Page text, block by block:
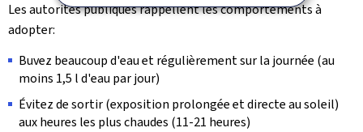
Les autorités publiques rappellent les comportements à
adopter:
Buvez beaucoup d'eau et régulièrement sur la journée (au
moins 1,5 l d'eau par jour)
Évitez de sortir (exposition prolongée et directe au soleil)
aux heures les plus chaudes (11-21 heures)